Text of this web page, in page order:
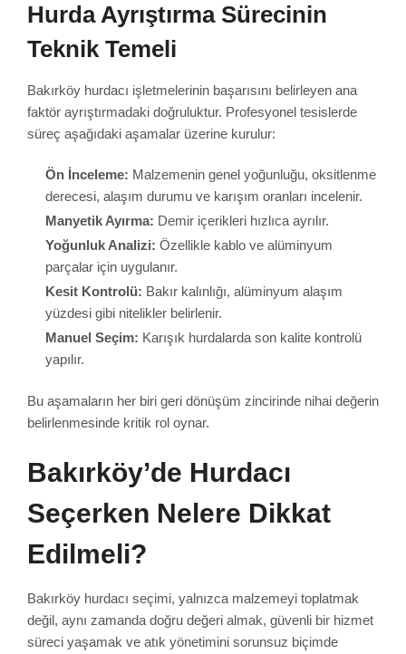
Hurda Ayrıştırma Sürecinin
Teknik Temeli
Bakırköy hurdacı işletmelerinin başarısını belirleyen ana
faktör ayrıştırmadaki doğruluktur. Profesyonel tesislerde
süreç aşağıdaki aşamalar üzerine kurulur:
Ön İnceleme: Malzemenin genel yoğunluğu, oksitlenme
derecesi, alaşım durumu ve karışım oranları incelenir.
Manyetik Ayırma: Demir içerikleri hızlıca ayrılır.
Yoğunluk Analizi: Özellikle kablo ve alüminyum
parçalar için uygulanır.
Kesit Kontrolü: Bakır kalınlığı, alüminyum alaşım
yüzdesi gibi nitelikler belirlenir.
Manuel Seçim: Karışık hurdalarda son kalite kontrolü
yapılır.
Bu aşamaların her biri geri dönüşüm zincirinde nihai değerin
belirlenmesinde kritik rol oynar.
Bakırköy’de Hurdacı
Seçerken Nelere Dikkat
Edilmeli?
Bakırköy hurdacı seçimi, yalnızca malzemeyi toplatmak
değil, aynı zamanda doğru değeri almak, güvenli bir hizmet
süreci yaşamak ve atık yönetimini sorunsuz biçimde